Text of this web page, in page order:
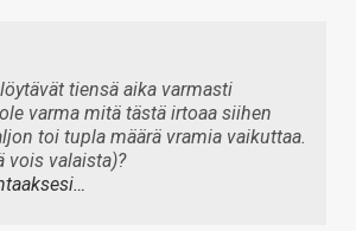
tiensä aika varmasti
varma mitä tästä irtoaa siihen
toi tupla määrä vramia vaikuttaa.
vois valaista)?